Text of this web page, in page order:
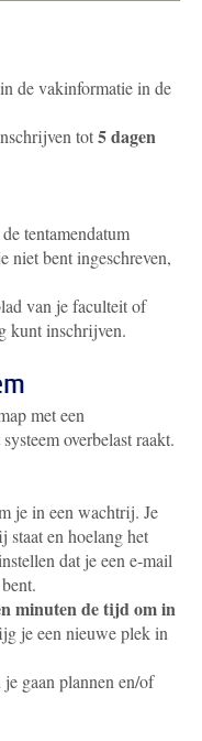
de vakinformatie in de
tot5 dagen
tentamendatum
niet bent ingeschreven,
van je faculteit of
kunt inschrijven.
met een
overbelast raakt.
je in een wachtrij. Je
en hoelang het
dat je een e-mail
minuten de tijdom in
je een nieuwe plek in
gaan plannen en/of